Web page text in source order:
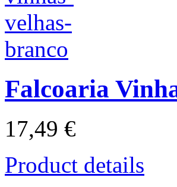
Falcoaria
17,49 €
Product details